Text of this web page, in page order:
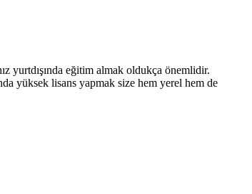
yurtdışında eğitim almak oldukça önemlidir.
yüksek lisans yapmak size hem yerel hem de